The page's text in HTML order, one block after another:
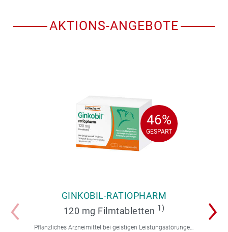
AKTIONS-ANGEBOTE
46%
GESPART
46%
GESPART
GINKOBIL-RATIOPHARM
120 mg Filmtabletten 1)
Pflanzliches Arzneimittel bei geistigen Leistungsstörungen und Durchblutungsstörungen.